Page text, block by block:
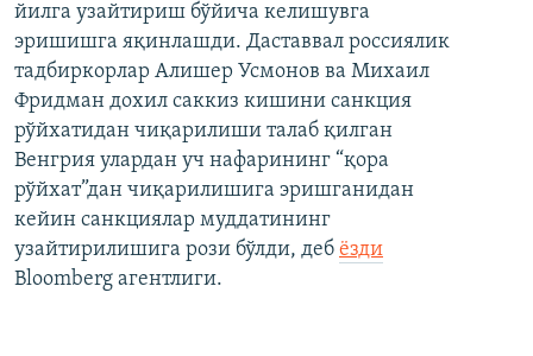
йилга узайтириш бўйича келишувга
эришишга яқинлашди. Даставвал россиялик
тадбиркорлар Алишер Усмонов ва Михаил
Фридман дохил саккиз кишини санкция
рўйхатидан чиқарилиши талаб қилган
Венгрия улардан уч нафарининг “қора
рўйхат”дан чиқарилишига эришганидан
кейин санкциялар муддатининг
узайтирилишига рози бўлди, деб ёзди
Bloomberg агентлиги.